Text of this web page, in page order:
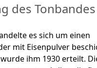
des Tonbandes
es sich um einen
mit Eisenpulver
ihm 1930 erteilt.